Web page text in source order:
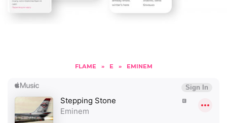
FLAME » E » EMINEM